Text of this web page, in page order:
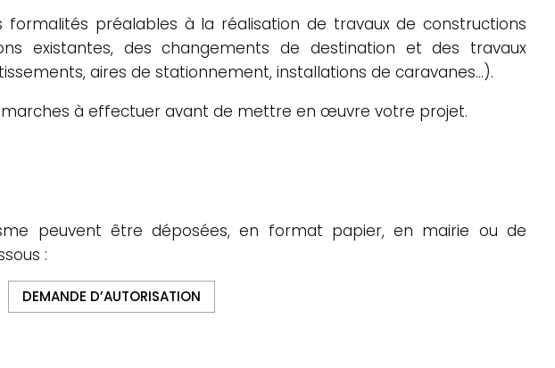
formalités préalables à la réalisation de travaux de constructions
existantes, des changements de destination et des travaux
aires de stationnement, installations de caravanes…).
à effectuer avant de mettre en œuvre votre projet.
peuvent être déposées, en format papier, en mairie ou de
:
DEMANDE D’AUTORISATION